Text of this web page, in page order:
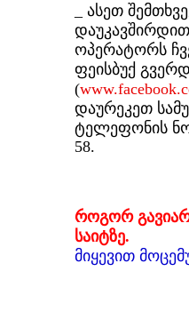
_ ასეთ
დაუკავშირდით
ოპერატორს
ფეისბუქ
(
დაურეკეთ
ტელეფონის
58.
როგორ
საიტზე.
მიყევით